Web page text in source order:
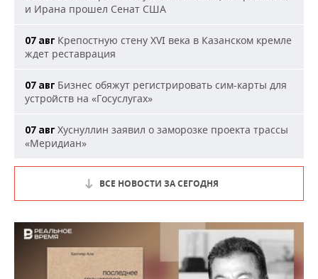
и Ирана прошел Сенат США
07 авг Крепостную стену XVI века в Казанском кремле
ждет реставрация
07 авг Бизнес обяжут регистрировать сим-карты для
устройств на «Госуслугах»
07 авг Хуснуллин заявил о заморозке проекта трассы
«Меридиан»
ВСЕ НОВОСТИ ЗА СЕГОДНЯ